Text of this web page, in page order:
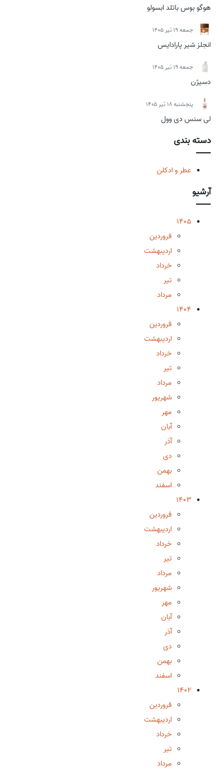
هوگو بوس باتلد ابسولو
جمعه 19 تیر 1405
انجلز شیر پارادایس
جمعه 19 تیر 1405
دسیژن
پنجشنبه 18 تیر 1405
لی سنس دی وول
دسته بندی
عطر و ادکلن
آرشیو
1405
فروردین
اردیبهشت
خرداد
تیر
مرداد
1404
فروردین
اردیبهشت
خرداد
تیر
مرداد
شهریور
مهر
آبان
آذر
دی
بهمن
اسفند
1403
فروردین
اردیبهشت
خرداد
تیر
مرداد
شهریور
مهر
آبان
آذر
دی
بهمن
اسفند
1402
فروردین
اردیبهشت
خرداد
تیر
مرداد